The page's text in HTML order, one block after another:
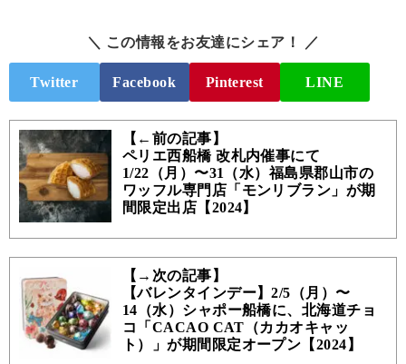
＼ この情報をお友達にシェア！ ／
Twitter Facebook Pinterest LINE
【←前の記事】
ペリエ西船橋 改札内催事にて
1/22（月）〜31（水）福島県郡山市の
ワッフル専門店「モンリブラン」が期
間限定出店【2024】
【→次の記事】
【バレンタインデー】2/5（月）〜
14（水）シャポー船橋に、北海道チョ
コ「CACAO CAT（カカオキャッ
ト）」が期間限定オープン【2024】